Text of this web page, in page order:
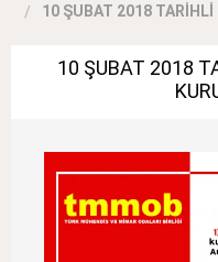
10 ŞUBAT 2018 TARİHLİ
10 ŞUBAT 2018